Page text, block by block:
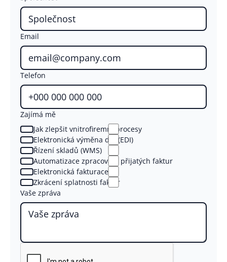
Email
Telefon
Zajímá mě
Jak zlepšit vnitrofiremní procesy
Elektronická výměna dat (EDI)
Řízení skladů (WMS)
Automatizace zpracování přijatých faktur
Elektronická fakturace
Zkrácení splatnosti faktur
Vaše zpráva